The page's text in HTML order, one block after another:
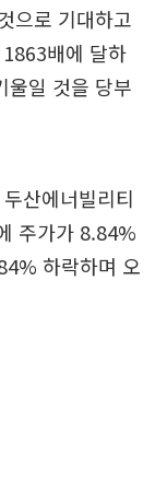
으로 기대하고
배에 달하
울일 것을 당부
산에너빌리티
주가가 8.84%
하락하며 오